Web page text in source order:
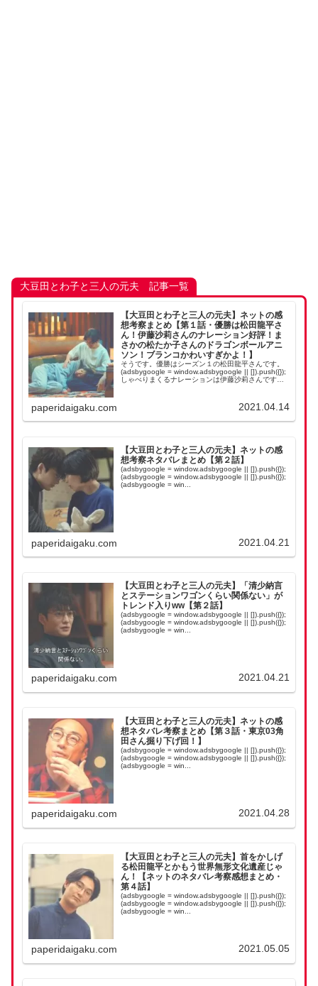
大豆田とわ子と三人の元夫 記事一覧
【大豆田とわ子と三人の元夫】ネットの感
想考察まとめ【第１話・優勝は松田龍平さ
ん！伊藤沙莉さんのナレーション好評！ま
さかの松たか子さんのドラゴンボールアニ
ソン！ブランコかわいすぎかよ！】
そうです。優勝はシーズン１の松田龍平さんです。
(adsbygoogle = window.adsbygoogle || []).push({});
しゃべりまくるナレーションは伊藤沙莉さんです。
paperidaigaku.com 2021.04.14
【大豆田とわ子と三人の元夫】ネットの感
想考察ネタバレまとめ【第２話】
(adsbygoogle = window.adsbygoogle || []).push({});
(adsbygoogle = window.adsbygoogle || []).push({});
(adsbygoogle = win...
paperidaigaku.com 2021.04.21
【大豆田とわ子と三人の元夫】「清少納言
とステーションワゴンくらい関係ない」が
トレンド入りww【第２話】
(adsbygoogle = window.adsbygoogle || []).push({});
(adsbygoogle = window.adsbygoogle || []).push({});
(adsbygoogle = win...
paperidaigaku.com 2021.04.21
【大豆田とわ子と三人の元夫】ネットの感
想ネタバレ考察まとめ【第３話・東京03角
田さん掘り下げ回！】
(adsbygoogle = window.adsbygoogle || []).push({});
(adsbygoogle = window.adsbygoogle || []).push({});
(adsbygoogle = win...
paperidaigaku.com 2021.04.28
【大豆田とわ子と三人の元夫】首をかしげ
る松田龍平とかもう世界無形文化遺産じゃ
ん！【ネットのネタバレ考察感想まとめ・
第４話】
(adsbygoogle = window.adsbygoogle || []).push({});
(adsbygoogle = window.adsbygoogle || []).push({});
(adsbygoogle = win...
paperidaigaku.com 2021.05.05